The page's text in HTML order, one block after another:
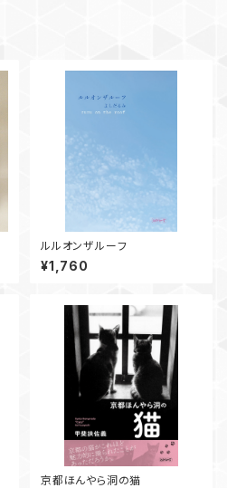
ルルオンザルーフ
¥1,760
京都ほんやら洞の猫